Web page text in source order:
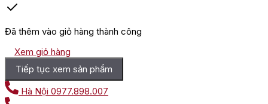
Đã thêm vào giỏ hàng thành công
Xem giỏ hàng
Tiếp tục xem sản phẩm
Hà Nội 0977.898.007